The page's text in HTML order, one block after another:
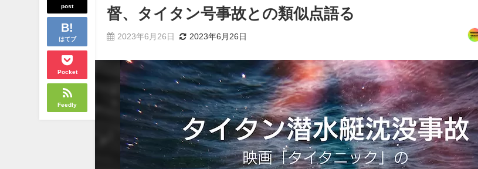
post
はてブ
Pocket
Feedly
督、タイタン号事故との類似点語る
2023年6月26日 2023年6月26日